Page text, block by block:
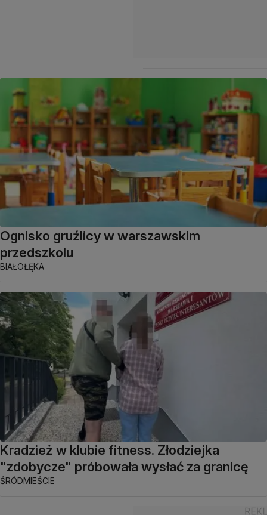
Ognisko gruźlicy w warszawskim
przedszkolu
BIAŁOŁĘKA
Kradzież w klubie fitness. Złodziejka
"zdobycze" próbowała wysłać za granicę
ŚRÓDMIEŚCIE